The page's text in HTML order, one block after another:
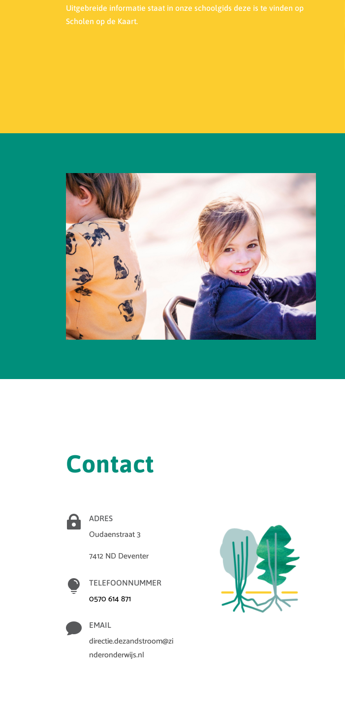
Uitgebreide informatie staat in onze schoolgids deze is te vinden op
Scholen op de Kaart.
Contact
 ADRES
Oudaenstraat 3
7412 ND Deventer
 TELEFOONNUMMER
0570 614 871
 EMAIL
directie.dezandstroom@zi
nderonderwijs.nl